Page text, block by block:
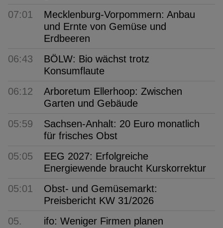
07:01
Mecklenburg-Vorpommern: Anbau
und Ernte von Gemüse und
Erdbeeren
06:43
BÖLW: Bio wächst trotz
Konsumflaute
06:12
Arboretum Ellerhoop: Zwischen
Garten und Gebäude
05:59
Sachsen-Anhalt: 20 Euro monatlich
für frisches Obst
05:05
EEG 2027: Erfolgreiche
Energiewende braucht Kurskorrektur
05:01
Obst- und Gemüsemarkt:
Preisbericht KW 31/2026
05.
ifo: Weniger Firmen planen